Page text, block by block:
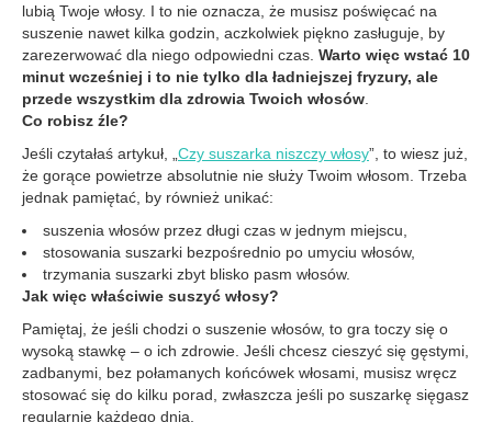
lubią Twoje włosy. I to nie oznacza, że musisz poświęcać na
suszenie nawet kilka godzin, aczkolwiek piękno zasługuje, by
zarezerwować dla niego odpowiedni czas. Warto więc wstać 10
minut wcześniej i to nie tylko dla ładniejszej fryzury, ale
przede wszystkim dla zdrowia Twoich włosów.
Co robisz źle?
Jeśli czytałaś artykuł, „Czy suszarka niszczy włosy”, to wiesz już,
że gorące powietrze absolutnie nie służy Twoim włosom. Trzeba
jednak pamiętać, by również unikać:
suszenia włosów przez długi czas w jednym miejscu,
stosowania suszarki bezpośrednio po umyciu włosów,
trzymania suszarki zbyt blisko pasm włosów.
Jak więc właściwie suszyć włosy?
Pamiętaj, że jeśli chodzi o suszenie włosów, to gra toczy się o
wysoką stawkę – o ich zdrowie. Jeśli chcesz cieszyć się gęstymi,
zadbanymi, bez połamanych końcówek włosami, musisz wręcz
stosować się do kilku porad, zwłaszcza jeśli po suszarkę sięgasz
regularnie każdego dnia.